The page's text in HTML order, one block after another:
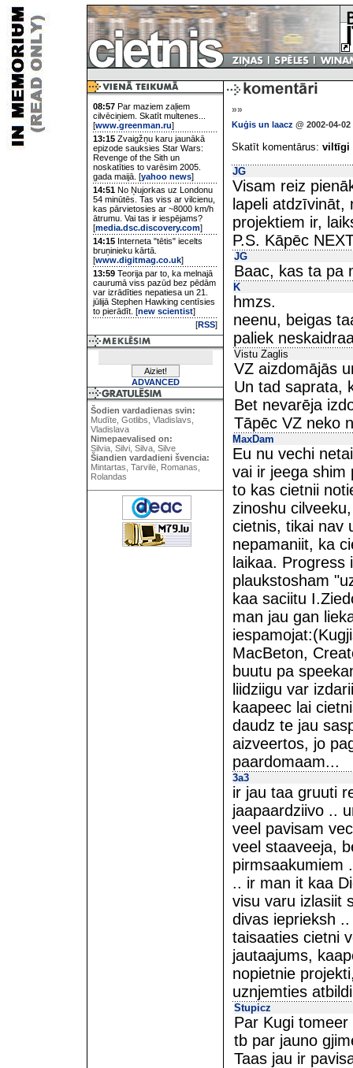
08:57 Par maziem zaļiem
cilvēciņiem. Skatīt multenes...
[www.greenman.ru]
13:15 Zvaigžņu karu jaunākā
epizode sauksies Star Wars:
Revenge of the Sith un
noskatīties to varēsim 2005.
gada maijā. [yahoo news]
14:51 No Ņujorkas uz Londonu
54 minūtēs. Tas viss ar vilcienu,
kas pārvietosies ar ~8000 km/h
ātrumu. Vai tas ir iespējams?
[media.dsc.discovery.com]
14:15 Interneta "tētis" iecelts
bruņinieku kārtā.
[www.digitmag.co.uk]
13:59 Teorija par to, ka melnajā
caurumā viss pazūd bez pēdām
var izrādīties nepatiesa un 21.
jūlijā Stephen Hawking centīsies
to pierādīt. [new scientist]
[RSS]
ADVANCED
Šodien vardadienas svin:
Mudīte, Gotlibs, Vladislavs,
Vladislava
Nimepaevalised on:
Silvia, Silvi, Silva, Silve
Šiandien vardadieni švencia:
Mintartas, Tarvilė, Romanas,
Rolandas
»»
Kuģis un laacz @ 2002-04-02
Skatīt komentārus: viltīgi
JG
Visam reiz
lapeli
projektiem ir,
P.S. Kāpēc
JG
Baac, kas ta pa
K
hmzs.
neenu, beigas
paliek
Vistu Zaglis
VZ aizdomājās
Un tad saprata,
Bet nevarēja
Tāpēc VZ neko
MaxDam
Eu nu vechi
vai ir jeega shim
to kas cietnii
zinoshu
cietnis, tikai nav
nepamaniit, ka
laikaa.
plaukstosham
kaa saciitu
man jau gan
MacBeton,
buutu pa
liidziigu var
kaapeec lai
daudz te jau
aizveertos, jo
paardomaam...
3a3
ir jau taa gruuti
jaapaardziivo ..
veel pavisam
veel staaveeja,
pirmsaakumiem
.. ir man it kaa
visu varu izlasiit
divas ieprieksh
taisaaties cietni
jautaajums,
nopietnie
uznjemties
Stupicz
Par Kugi
tb par jauno
Taas jau ir